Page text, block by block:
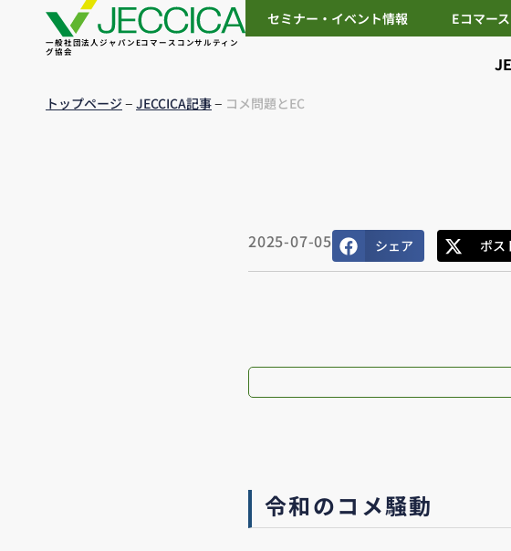
一般社団法人ジャパンEコマースコンサルティン
グ協会
セミナー・イベント情報 Eコマー
トップページ– JECCICA記事– コメ問題とEC
2025-07-05 シェア ポス
令和のコメ騒動